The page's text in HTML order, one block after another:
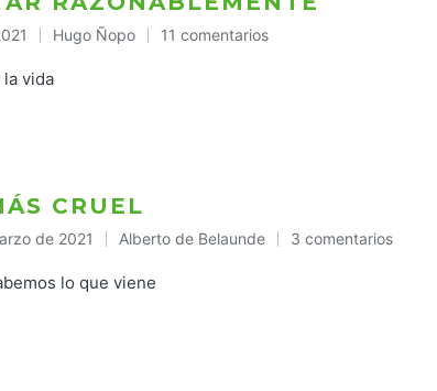
Publicado
en
Hugo Ñopo 11 comentarios
vida
CRUEL
de 2021
Publicado
en
Alberto de Belaunde 3 comentarios
lo que viene